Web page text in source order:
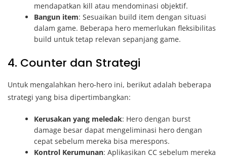
mendapatkan kill atau mendominasi objektif.
Bangun item: Sesuaikan build item dengan situasi
dalam game. Beberapa hero memerlukan fleksibilitas
build untuk tetap relevan sepanjang game.
4. Counter dan Strategi
Untuk mengalahkan hero-hero ini, berikut adalah beberapa
strategi yang bisa dipertimbangkan:
Kerusakan yang meledak: Hero dengan burst
damage besar dapat mengeliminasi hero dengan
cepat sebelum mereka bisa merespons.
Kontrol Kerumunan: Aplikasikan CC sebelum mereka